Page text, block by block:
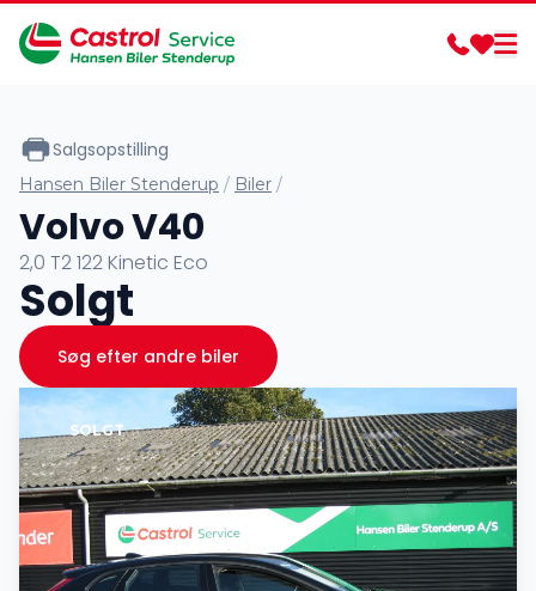
SOLGT
Salgsopstilling
Hansen Biler Stenderup / Biler /
Volvo V40
2,0 T2 122 Kinetic Eco
Solgt
Søg efter andre biler